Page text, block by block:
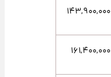
۱۴۳,۹۰۰,۰۰۰
۱۶۱,۴۰۰,۰۰۰